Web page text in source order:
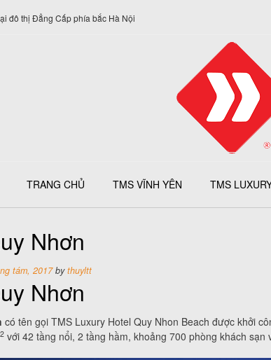
đô thị Đẳng Cấp phía bắc Hà Nội
TRANG CHỦ TMS VĨNH YÊN TMS
Nhơn
tám, 2017bythuyltt
Nhơn
có tên gọi TMS Luxury Hotel Quy Nhon Beach được khởi
2 với 42 tầng nổi, 2 tầng hầm, khoảng 700 phòng khách sạn